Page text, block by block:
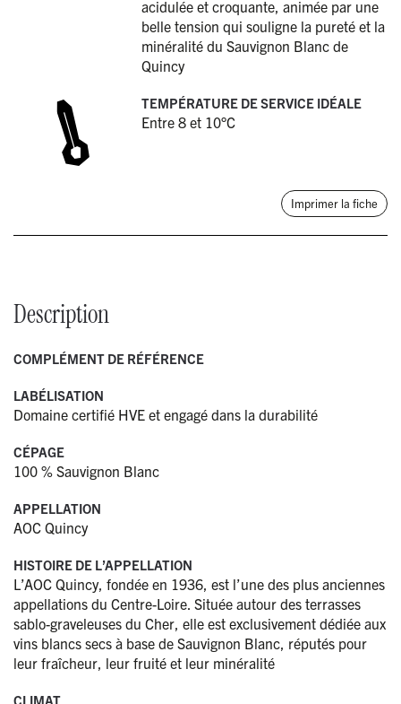
acidulée et croquante, animée par une
belle tension qui souligne la pureté et la
minéralité du Sauvignon Blanc de
Quincy
TEMPÉRATURE DE SERVICE IDÉALE
Entre 8 et 10°C
Imprimer la fiche
Description
COMPLÉMENT DE RÉFÉRENCE
LABÉLISATION
Domaine certifié HVE et engagé dans la durabilité
CÉPAGE
100 % Sauvignon Blanc
APPELLATION
AOC Quincy
HISTOIRE DE L’APPELLATION
L’AOC Quincy, fondée en 1936, est l’une des plus anciennes
appellations du Centre-Loire. Située autour des terrasses
sablo-graveleuses du Cher, elle est exclusivement dédiée aux
vins blancs secs à base de Sauvignon Blanc, réputés pour
leur fraîcheur, leur fruité et leur minéralité
CLIMAT